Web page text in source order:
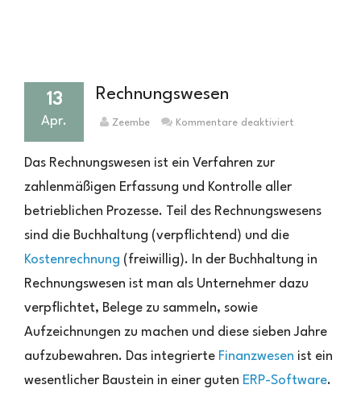
13
Apr.
Rechnungswesen
Zeembe Kommentare deaktiviert
Das Rechnungswesen ist ein Verfahren zur
zahlenmäßigen Erfassung und Kontrolle aller
betrieblichen Prozesse. Teil des Rechnungswesens
sind die Buchhaltung (verpflichtend) und die
Kostenrechnung (freiwillig). In der Buchhaltung in
Rechnungswesen ist man als Unternehmer dazu
verpflichtet, Belege zu sammeln, sowie
Aufzeichnungen zu machen und diese sieben Jahre
aufzubewahren. Das integrierte Finanzwesen ist ein
wesentlicher Baustein in einer guten ERP-Software.